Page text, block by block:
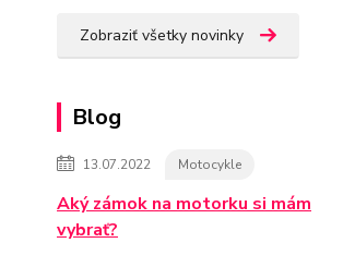
Zobraziť všetky novinky
Blog
13.07.2022 Motocykle
Aký zámok na motorku si mám
vybrať?